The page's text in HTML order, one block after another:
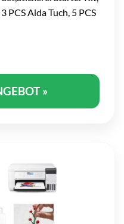
PCS Aida Tuch, 5 PCS
»